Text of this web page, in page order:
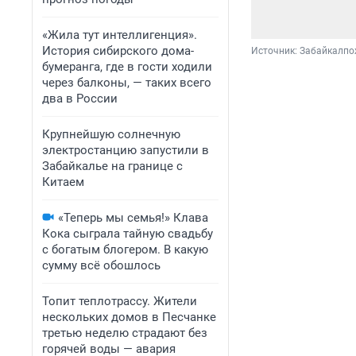
«Жила тут интеллигенция».
История сибирского дома-
бумеранга, где в гости ходили
через балконы, — таких всего
два в России
Крупнейшую солнечную
электростанцию запустили в
Забайкалье на границе с
Китаем
«Теперь мы семья!» Клава
Кока сыграла тайную свадьбу
с богатым блогером. В какую
сумму всё обошлось
Топит теплотрассу. Жители
нескольких домов в Песчанке
третью неделю страдают без
горячей воды — авария
Источник: